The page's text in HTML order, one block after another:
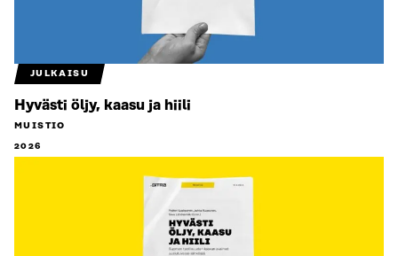
JULKAISU
Hyvästi öljy, kaasu ja hiili
MUISTIO
2026